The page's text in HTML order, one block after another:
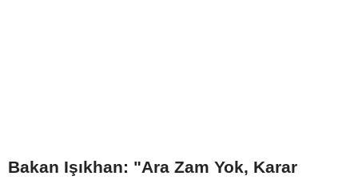
Bakan Işıkhan: "Ara Zam Yok, Karar